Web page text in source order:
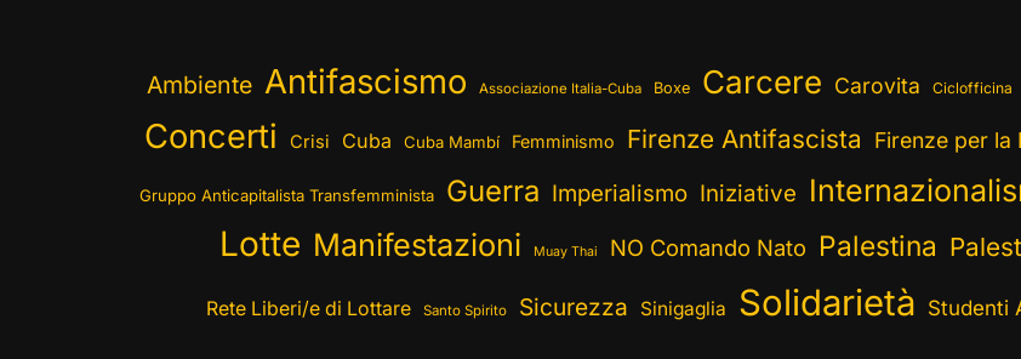
Ambiente Antifascismo Associazione Italia-Cuba Boxe Carcere Carovita Ciclofficina
Concerti Crisi Cuba Cuba Mambí Femminismo Firenze Antifascista Firenze per la
Gruppo Anticapitalista Transfemminista Guerra Imperialismo Iniziative
Lotte Manifestazioni Muay Thai NO Comando Nato Palestina
Rete Liberi/e di Lottare Santo Spirito Sicurezza Sinigaglia Solidarietà Studenti